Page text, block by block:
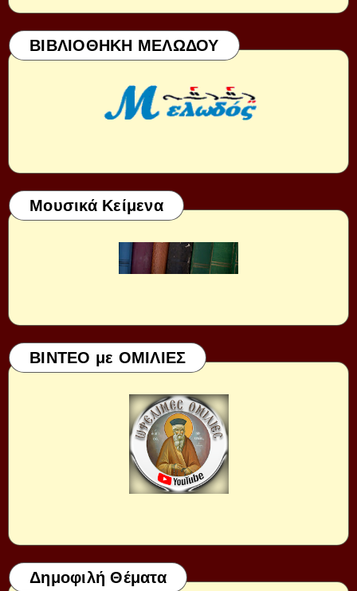
ΒΙΒΛΙΟΘΗΚΗ ΜΕΛΩΔΟΥ
Μουσικά Κείμενα
ΒΙΝΤΕΟ με ΟΜΙΛΙΕΣ
Δημοφιλή Θέματα